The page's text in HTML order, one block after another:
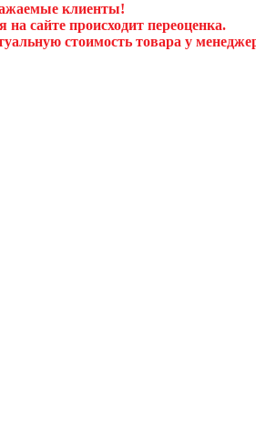
клиенты!
сайте происходит переоценка.
стоимость товара у